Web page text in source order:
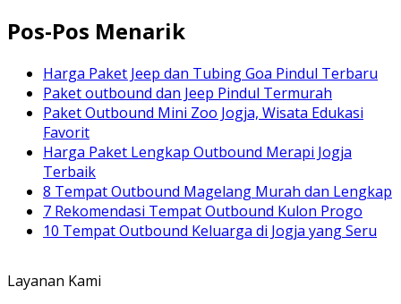
Pos-Pos Menarik
Harga Paket Jeep dan Tubing Goa Pindul Terbaru
Paket outbound dan Jeep Pindul Termurah
Paket Outbound Mini Zoo Jogja, Wisata Edukasi
Favorit
Harga Paket Lengkap Outbound Merapi Jogja
Terbaik
8 Tempat Outbound Magelang Murah dan Lengkap
7 Rekomendasi Tempat Outbound Kulon Progo
10 Tempat Outbound Keluarga di Jogja yang Seru
Layanan Kami